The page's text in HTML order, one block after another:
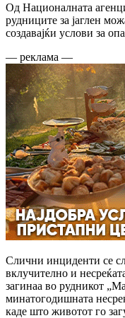
Од Националната
рудниците за јаглен
создавајќи услови за
— реклама —
Слични инциденти се
вклучително и
загинаа во рудникот
минатогодишната
каде што животот го